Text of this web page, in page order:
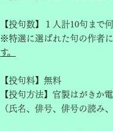
【投句数】１人計10句まで
※特選に選ばれた句の作者
す。
【投句料】無料
【投句方法】官製はがきか
（氏名、俳号、俳号の読み